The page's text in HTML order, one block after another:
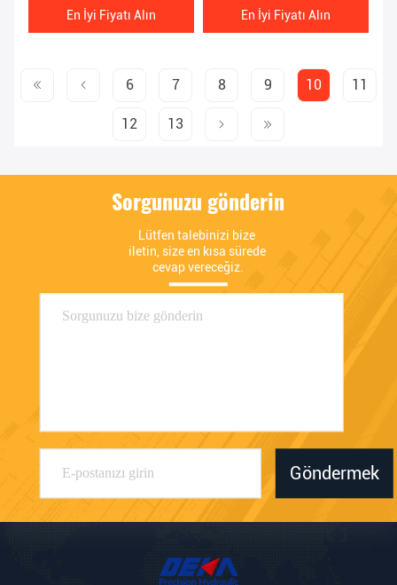
En İyi Fiyatı Alın En İyi Fiyatı Alın
6 7 8 9 10 11
12 13
Sorgunuzu gönderin
Lütfen talebinizi bize
iletin, size en kısa sürede
cevap vereceğiz.
Göndermek